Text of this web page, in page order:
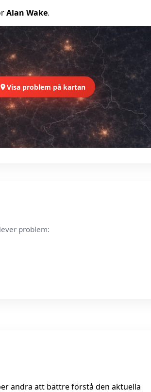
Alan Wake.
Visa problem på kartan
problem:
andra att bättre förstå den aktuella